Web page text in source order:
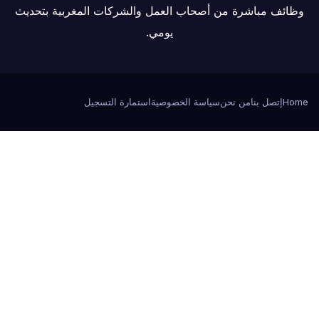
وظائف مباشرة من أصحاب العمل والشركات المغربية بتحديث
يومي.
Homeإتصل بنامن نحنسياسة الخصوصيةاستمارة التسجيل